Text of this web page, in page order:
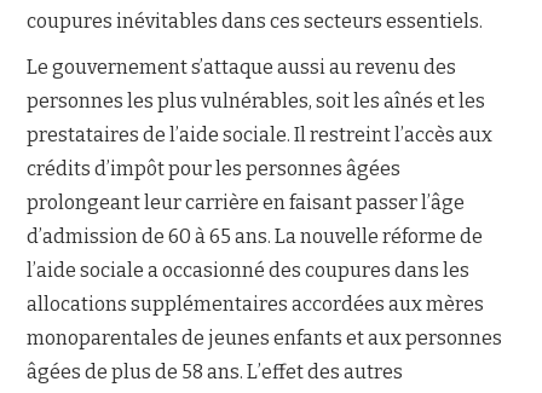
coupures inévitables dans ces secteurs essentiels.
Le gouvernement s’attaque aussi au revenu des
personnes les plus vulnérables, soit les aînés et les
prestataires de l’aide sociale. Il restreint l’accès aux
crédits d’impôt pour les personnes âgées
prolongeant leur carrière en faisant passer l’âge
d’admission de 60 à 65 ans. La nouvelle réforme de
l’aide sociale a occasionné des coupures dans les
allocations supplémentaires accordées aux mères
monoparentales de jeunes enfants et aux personnes
âgées de plus de 58 ans. L’effet des autres